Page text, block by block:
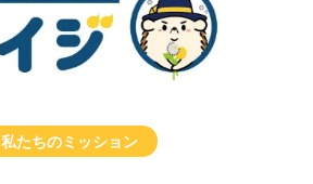
私たちのミッション